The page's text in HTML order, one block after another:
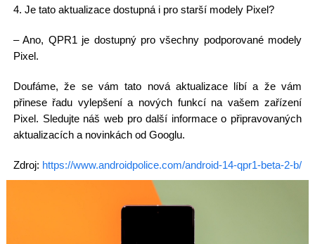
4. Je tato aktualizace dostupná i pro starší modely Pixel?
– Ano, QPR1 je dostupný pro všechny podporované modely
Pixel.
Doufáme, že se vám tato nová aktualizace líbí a že vám
přinese řadu vylepšení a nových funkcí na vašem zařízení
Pixel. Sledujte náš web pro další informace o připravovaných
aktualizacích a novinkách od Googlu.
Zdroj: https://www.androidpolice.com/android-14-qpr1-beta-2-b/